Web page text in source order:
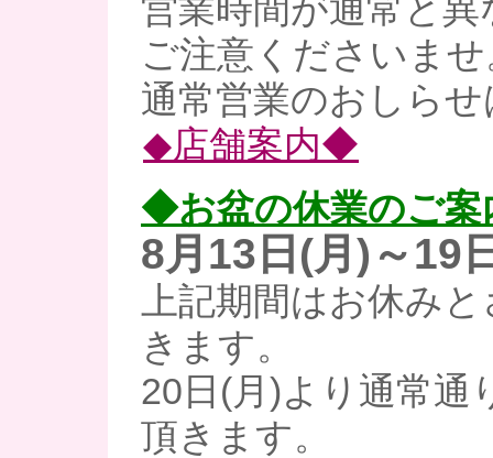
営業時間が通常と
ご注意くださいませ
通常営業のおしら
◆店舗案内◆
◆お盆の休業のご
8月13日(月)～19
上記期間はお休み
きます。
20日(月)より通常通
頂きます。